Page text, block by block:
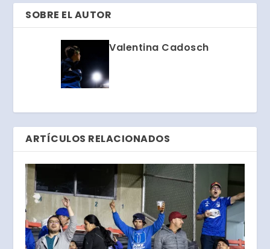
SOBRE EL AUTOR
Valentina Cadosch
ARTÍCULOS RELACIONADOS